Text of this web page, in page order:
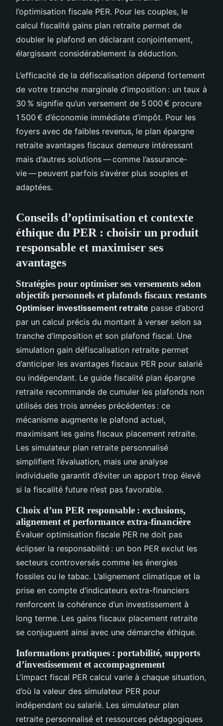
l’optimisation fiscale PER. Pour les couples, le
calcul fiscalité gains plan retraite permet de
doubler le plafond en déclarant conjointement,
élargissant considérablement la déduction.
L’efficacité de la défiscalisation dépend fortement
de votre tranche marginale d’imposition : un taux à
30 % signifie qu’un versement de 5 000 € procure
1 500 € d’économie immédiate d’impôt. Pour les
foyers avec de faibles revenus, le plan épargne
retraite avantages fiscaux demeure intéressant
mais d’autres solutions — comme l’assurance-
vie — peuvent parfois s’avérer plus souples et
adaptées.
Conseils d’optimisation et contexte
éthique du PER : choisir un produit
responsable et maximiser ses
avantages
Stratégies pour optimiser ses versements selon
objectifs personnels et plafonds fiscaux restants
Optimiser investissement retraite passe d’abord
par un calcul précis du montant à verser selon sa
tranche d’imposition et son plafond fiscal. Une
simulation gain défiscalisation retraite permet
d’anticiper les avantages fiscaux PER pour salarié
ou indépendant. Le guide fiscalité plan épargne
retraite recommande de cumuler les plafonds non
utilisés des trois années précédentes : ce
mécanisme augmente le plafond actuel,
maximisant les gains fiscaux placement retraite.
Les simulateur plan retraite personnalisé
simplifient l’évaluation, mais une analyse
individuelle garantit d’éviter un apport trop élevé
si la fiscalité future n’est pas favorable.
Choix d’un PER responsable : exclusions,
alignement et performance extra-financière
Évaluer optimisation fiscale PER ne doit pas
éclipser la responsabilité : un bon PER exclut les
secteurs controversés comme les énergies
fossiles ou le tabac. L’alignement climatique et la
prise en compte d’indicateurs extra-financiers
renforcent la cohérence d’un investissement à
long terme. Les gains fiscaux placement retraite
se conjuguent ainsi avec une démarche éthique.
Informations pratiques : portabilité, supports
d’investissement et accompagnement
L’impact fiscal PER calcul varie à chaque situation,
d’où la valeur des simulateur PER pour
indépendant ou salarié. Les simulateur plan
retraite personnalisé et ressources pédagogiques